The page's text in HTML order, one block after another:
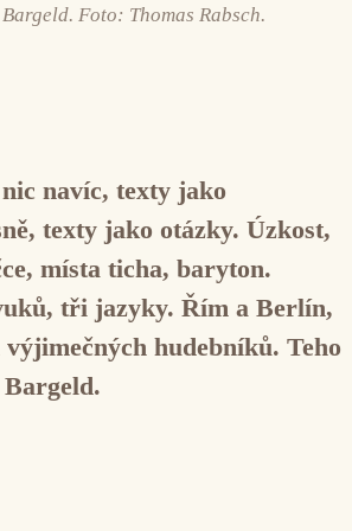
Foto: Thomas Rabsch.
navíc, texty jako
texty jako otázky. Úzkost,
místa ticha, baryton.
tři jazyky. Řím a Berlín,
hudebníků. Teho